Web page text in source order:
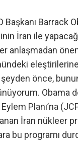
Barrack
İran ile
anlaşmadan
eleştirilerine
şeyden önce,
Obama
Planı’na
İran nükleer
bu programı